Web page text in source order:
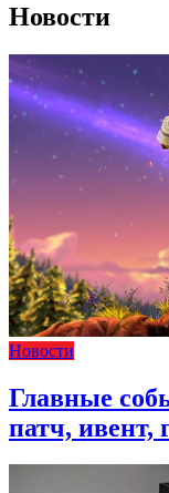
Новости
Новости
Главные
патч,